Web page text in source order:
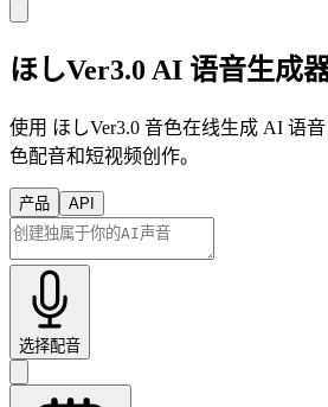
ほしVer3.0 AI 语音生成
使用 ほしVer3.0 音色在线生成 AI 语
色配音和短视频创作。
产品 API
选择配音